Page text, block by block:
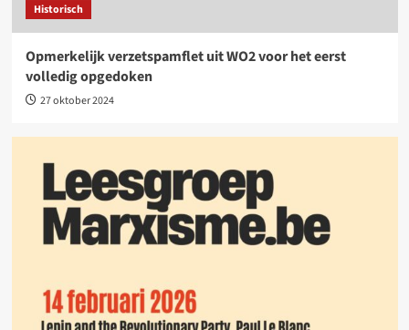
Historisch
Opmerkelijk verzetspamflet uit WO2 voor het eerst
volledig opgedoken
27 oktober 2024